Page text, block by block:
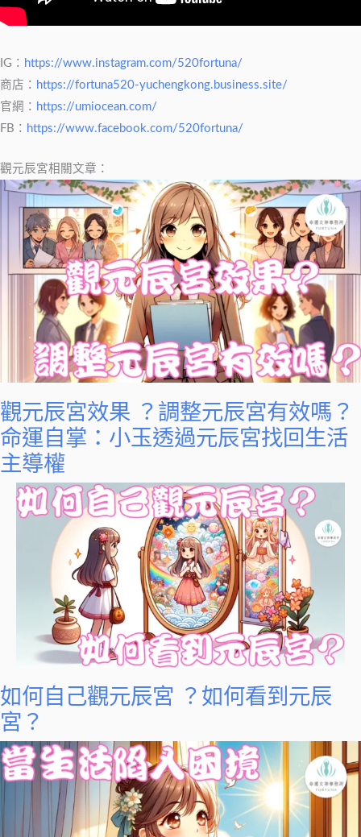
IG： https://www.instagram.com/520fortuna/
商店： https://fortuna520-yuchengkong.business.site/
官網： https://umiocean.com/
FB： https://www.facebook.com/520fortuna/
觀元辰宮相關文章：
觀元辰宮效果 ？調整元辰宮有效嗎？
命運自掌：小玉透過元辰宮找回生活
主導權
如何自己觀元辰宮 ？如何看到元辰
宮？